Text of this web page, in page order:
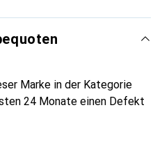
Marke in der Kategorie
24 Monate einen Defekt